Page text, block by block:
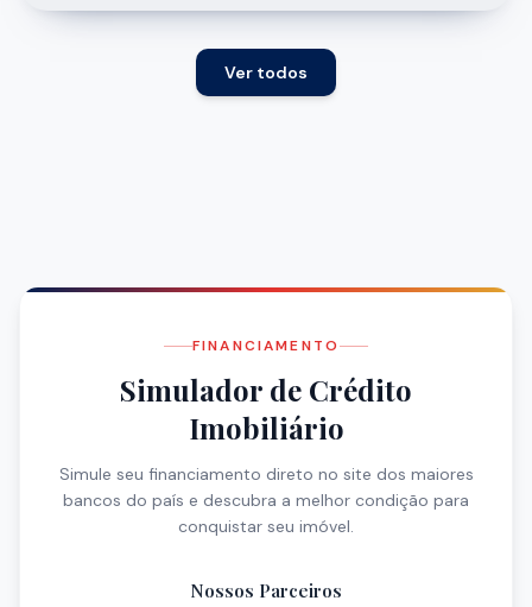
Ver todos
FINANCIAMENTO
Simulador de Crédito
Imobiliário
Simule seu financiamento direto no site dos maiores
bancos do país e descubra a melhor condição para
conquistar seu imóvel.
Nossos Parceiros